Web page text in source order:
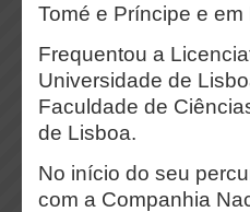
Tomé e Príncipe e em
Frequentou a
Universidade de
Faculdade de
de Lisboa.
No início do seu
com a Companhia